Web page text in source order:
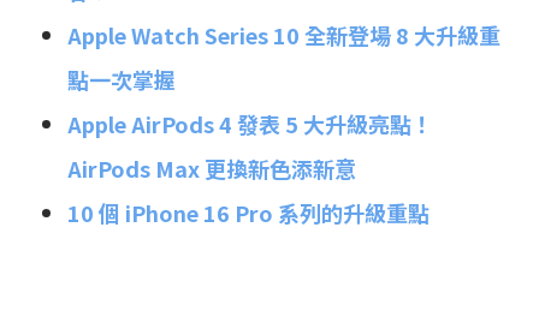
Apple Watch Series 10 全新登場 8 大升級重
點一次掌握
Apple AirPods 4 發表 5 大升級亮點！
AirPods Max 更換新色添新意
10 個 iPhone 16 Pro 系列的升級重點